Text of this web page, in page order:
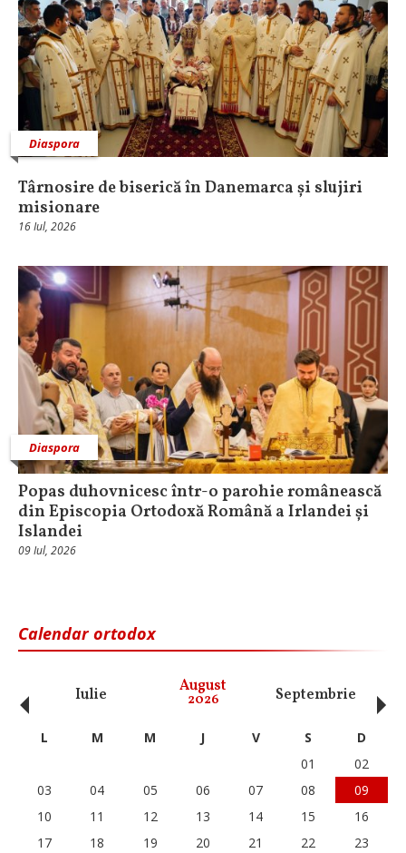
Diaspora
Târnosire de biserică în Danemarca și slujiri
misionare
16 Iul, 2026
Diaspora
Popas duhovnicesc într-o parohie românească
din Episcopia Ortodoxă Română a Irlandei și
Islandei
09 Iul, 2026
Calendar ortodox
Iulie August
2026 Septembrie
‹ L M M J V S
D
01
02
03
04 05 06 07 08
09
10
11 12 13 14 15
16
17
18 19 20 21 22
23